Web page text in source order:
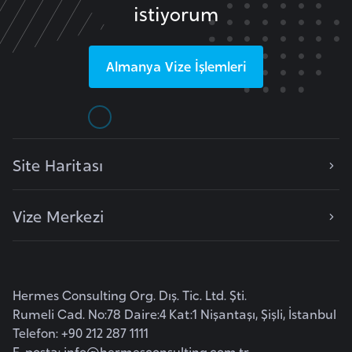
istiyorum
Almanya Vize İşlemleri
Site Haritası
Vize Merkezi
Hermes Consulting Org. Dış. Tic. Ltd. Şti.
Rumeli Cad. No:78 Daire:4 Kat:1 Nişantaşı, Şişli, İstanbul
Telefon: +90 212 287 1111
a
k
t
o
n
g